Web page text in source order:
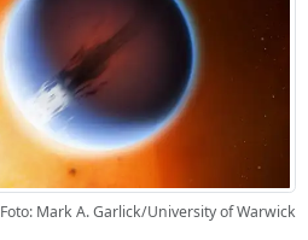
Foto: Mark A. Garlick/University of Warwick